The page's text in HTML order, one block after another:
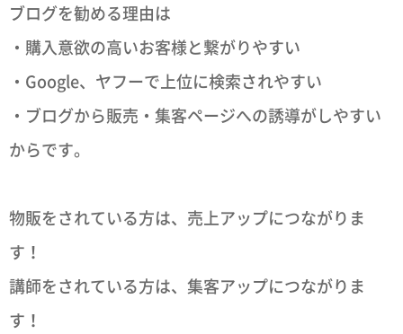
ブログを勧める理由は
・購入意欲の高いお客様と繋がりやすい
・Google、ヤフーで上位に検索されやすい
・ブログから販売・集客ページへの誘導がしやすい
からです。
物販をされている方は、売上アップにつながりま
す！
講師をされている方は、集客アップにつながりま
す！